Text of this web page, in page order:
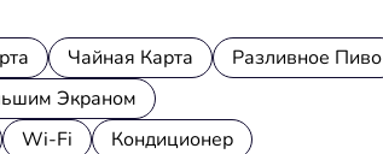
Чайная Карта
Разливное Пиво
Экраном
Wi-Fi Кондиционер